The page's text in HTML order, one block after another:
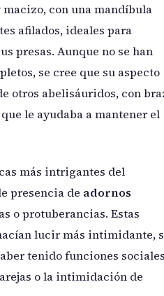
macizo, con una mandíbula
afilados, ideales para
presas. Aunque no se han
se cree que su aspecto
otros abelisáuridos, con
le ayudaba a mantener el
más intrigantes del
presencia de adornos
o protuberancias. Estas
lucir más intimidante,
tenido funciones
o la intimidación de